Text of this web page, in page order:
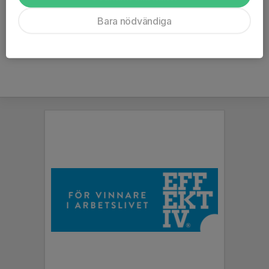
31.Torbjörn Andersson 4631972-1991
Bara nödvändiga